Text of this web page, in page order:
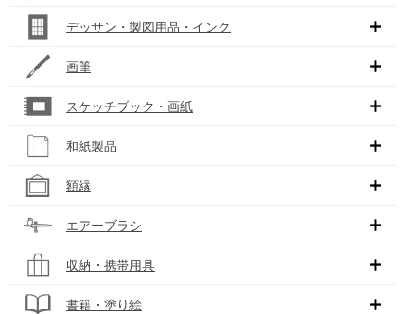
デッサン・製図用品・インク
画筆
スケッチブック・画紙
和紙製品
額縁
エアーブラシ
収納・携帯用具
書籍・塗り絵